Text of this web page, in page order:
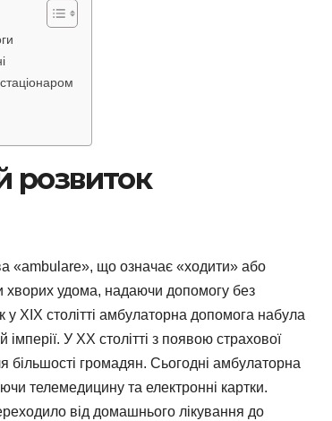
розвиток
«ambulare», що означає «ходити» або
хворих удома, надаючи допомогу без
у XIX столітті амбулаторна допомога набула
У XX столітті з появою страхової
громадян. Сьогодні амбулаторна
телемедицину та електронні картки.
від домашнього лікування до